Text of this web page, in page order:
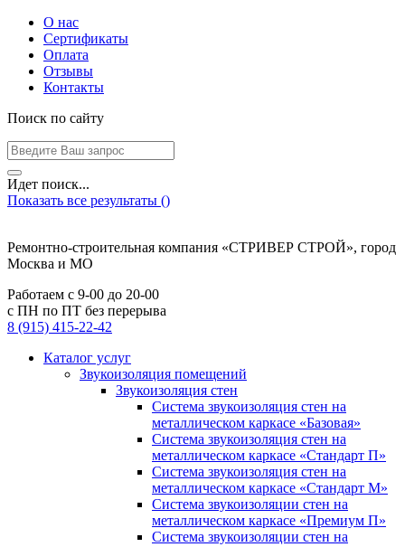
О нас
Сертификаты
Оплата
Отзывы
Контакты
Поиск по сайту
Идет поиск...
Показать все результаты ()
Ремонтно-строительная компания «СТРИВЕР СТРОЙ», город
Москва и МО
Работаем с 9-00 до 20-00
с ПН по ПТ без перерыва
8 (915) 415-22-42
Каталог услуг
Звукоизоляция помещений
Звукоизоляция стен
Система звукоизоляция стен на
металлическом каркасе «Базовая»
Система звукоизоляция стен на
металлическом каркасе «Стандарт П»
Система звукоизоляция стен на
металлическом каркасе «Стандарт М»
Система звукоизоляции стен на
металлическом каркасе «Премиум П»
Система звукоизоляции стен на